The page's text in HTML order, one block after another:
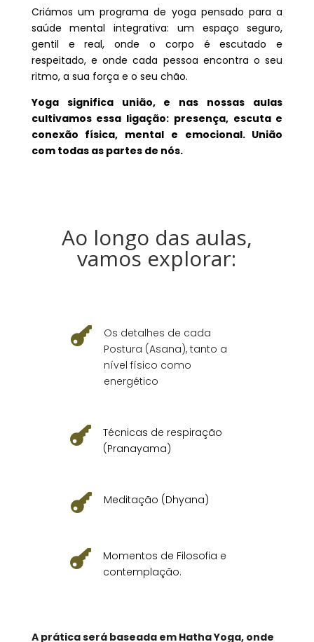
Criámos um programa de yoga pensado para a
saúde mental integrativa: um espaço seguro,
gentil e real, onde o corpo é escutado e
respeitado, e onde cada pessoa encontra o seu
ritmo, a sua força e o seu chão.
Yoga significa união, e nas nossas aulas
cultivamos essa ligação: presença, escuta e
conexão física, mental e emocional. União
com todas as partes de nós.
Ao longo das aulas,
vamos explorar:

Os detalhes de cada
Postura (Asana), tanto a
nível físico como
energético

Técnicas de respiração
(Pranayama)
 Meditação (Dhyana)

Momentos de Filosofia e
contemplação.
A prática será baseada em Hatha Yoga, onde